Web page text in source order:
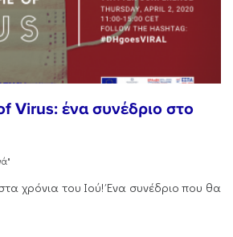
Virus: ένα συνέδριο στο
χρόνια του Ιού! Ένα συνέδριο που θα